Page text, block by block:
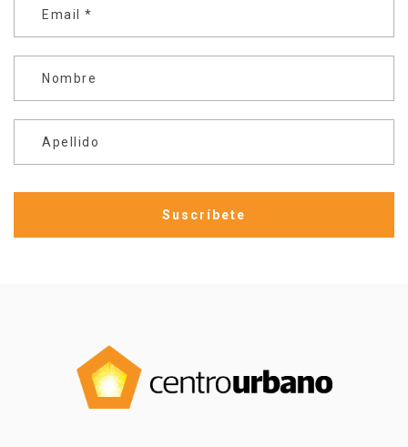
Email *
Nombre
Apellido